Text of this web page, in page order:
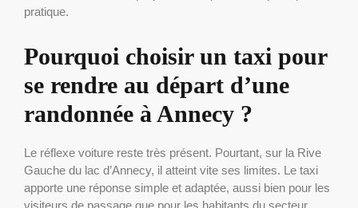
pratique.
Pourquoi choisir un taxi pour
se rendre au départ d’une
randonnée à Annecy ?
Le réflexe voiture reste très présent. Pourtant, sur la Rive
Gauche du lac d’Annecy, il atteint vite ses limites. Le taxi
apporte une réponse simple et adaptée, aussi bien pour les
visiteurs de passage que pour les habitants du secteur.